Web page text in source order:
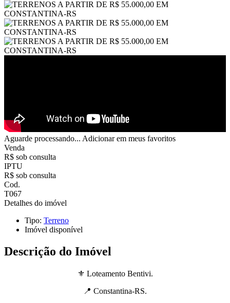
Aguarde processando... Adicionar em meus favoritos
Venda
R$ sob consulta
IPTU
R$ sob consulta
Cod.
T067
Detalhes do imóvel
Tipo: Terreno
Imóvel disponível
Descrição do Imóvel
⚜️ Loteamento Bentivi.
📍 Constantina-RS.